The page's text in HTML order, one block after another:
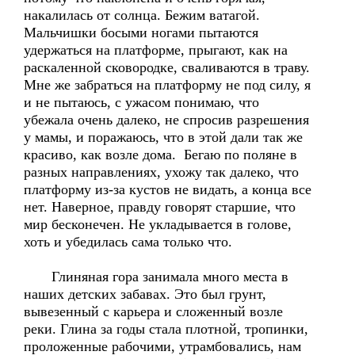
накалилась от солнца. Бежим ватагой.
Мальчишки босыми ногами пытаются
удержаться на платформе, прыгают, как на
раскаленной сковородке, сваливаются в траву.
Мне же забраться на платформу не под силу, я
и не пытаюсь, с ужасом понимаю, что
убежала очень далеко, не спросив разрешения
у мамы, и поражаюсь, что в этой дали так же
красиво, как возле дома. Бегаю по поляне в
разных направлениях, ухожу так далеко, что
платформу из-за кустов не видать, а конца все
нет. Наверное, правду говорят старшие, что
мир бесконечен. Не укладывается в голове,
хоть и убедилась сама только что.
Глиняная гора занимала много места в
наших детских забавах. Это был грунт,
вывезенный с карьера и сложенный возле
реки. Глина за годы стала плотной, тропинки,
проложенные рабочими, утрамбовались, нам